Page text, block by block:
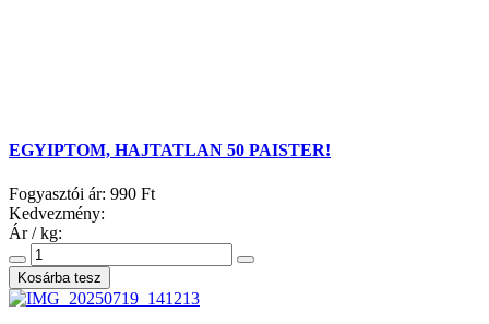
EGYIPTOM, HAJTATLAN 50 PAISTER!
Fogyasztói ár: 990 Ft
Kedvezmény:
Ár / kg: